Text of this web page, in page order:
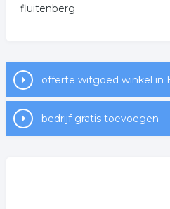
fluitenberg
offerte witgoed winkel in
bedrijf gratis toevoegen